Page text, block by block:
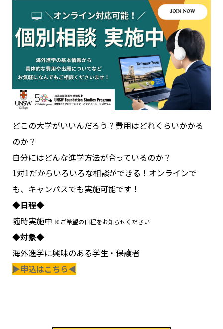
どこの大学がいいんだろう？費用はどれくらいかかる
のか？
自分にはどんな進学方法が合っているのか？
1対1だからいろいろな相談ができる！オンラインで
も、キャンパスでも実施可能です！
◆日程◆
随時実施中 ※ご希望の日程をお知らせください
◆対象◆
海外進学に興味のある学生・保護者
▶申込はこちら◀